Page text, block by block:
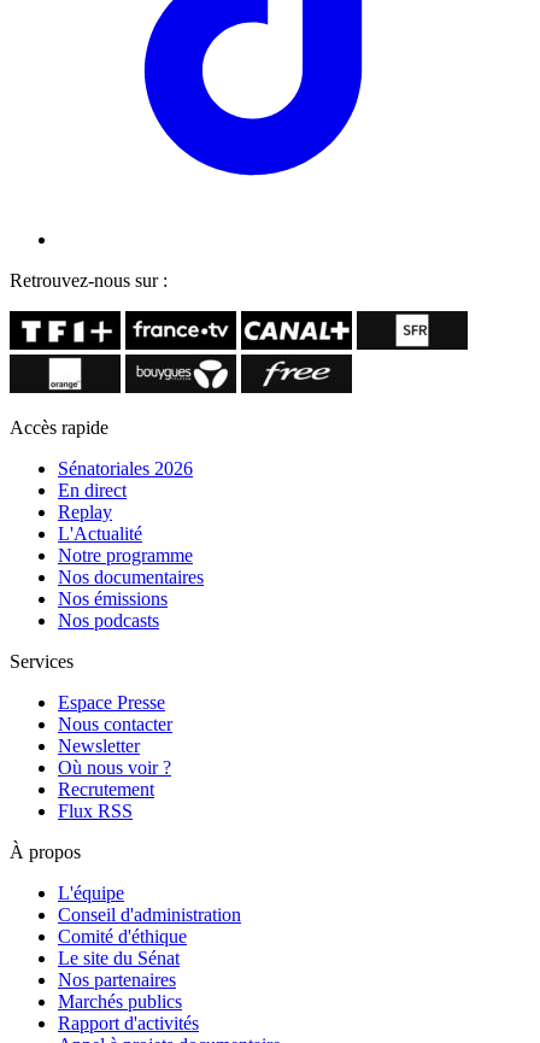
Retrouvez-nous sur :
Accès rapide
Sénatoriales 2026
En direct
Replay
L'Actualité
Notre programme
Nos documentaires
Nos émissions
Nos podcasts
Services
Espace Presse
Nous contacter
Newsletter
Où nous voir ?
Recrutement
Flux RSS
À propos
L'équipe
Conseil d'administration
Comité d'éthique
Le site du Sénat
Nos partenaires
Marchés publics
Rapport d'activités